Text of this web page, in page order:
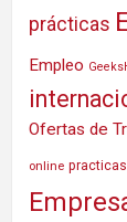
prácticas
Empleo
Ofertas de
online practicas